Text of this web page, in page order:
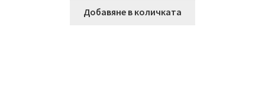
Добавяне в количката